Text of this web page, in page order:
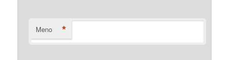
Meno *